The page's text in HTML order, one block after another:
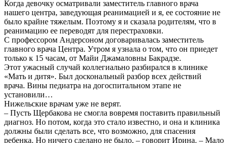
Когда девочку осматривали заместитель главного врача
нашего центра, заведующая реанимацией и я, ее состояние не
было крайне тяжелым. Поэтому я и сказала родителям, что в
реанимацию ее переводят для перестраховки.
С профессором Андерсоном договаривалась заместитель
главного врача Центра. Утром я узнала о том, что он приедет
только к 15 часам, от Майи Джамаловны Бакрадзе.
Этот ужасный случай коллегиально разбирался в клинике
«Мать и дитя». Был доскональный разбор всех действий
врача. Вины педиатра на догоспитальном этапе не
установили…
Нижельские врачам уже не верят.
– Пусть Щербакова не смогла вовремя поставить правильный
диагноз. Но потом, когда это стало известно, и она и клиника
должны были сделать все, что возможно, для спасения
ребенка. Но ничего сделано не было, – говорит Ирина. – Мало